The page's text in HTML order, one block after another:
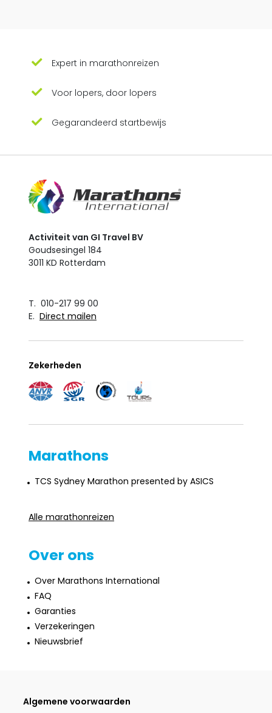
Expert in marathonreizen
Voor lopers, door lopers
Gegarandeerd startbewijs
Activiteit van GI Travel BV
Goudsesingel 184
3011 KD Rotterdam
T. 010-217 99 00
E. Direct mailen
Zekerheden
Marathons
TCS Sydney Marathon presented by ASICS
Alle marathonreizen
Over ons
Over Marathons International
FAQ
Garanties
Verzekeringen
Nieuwsbrief
Algemene voorwaarden